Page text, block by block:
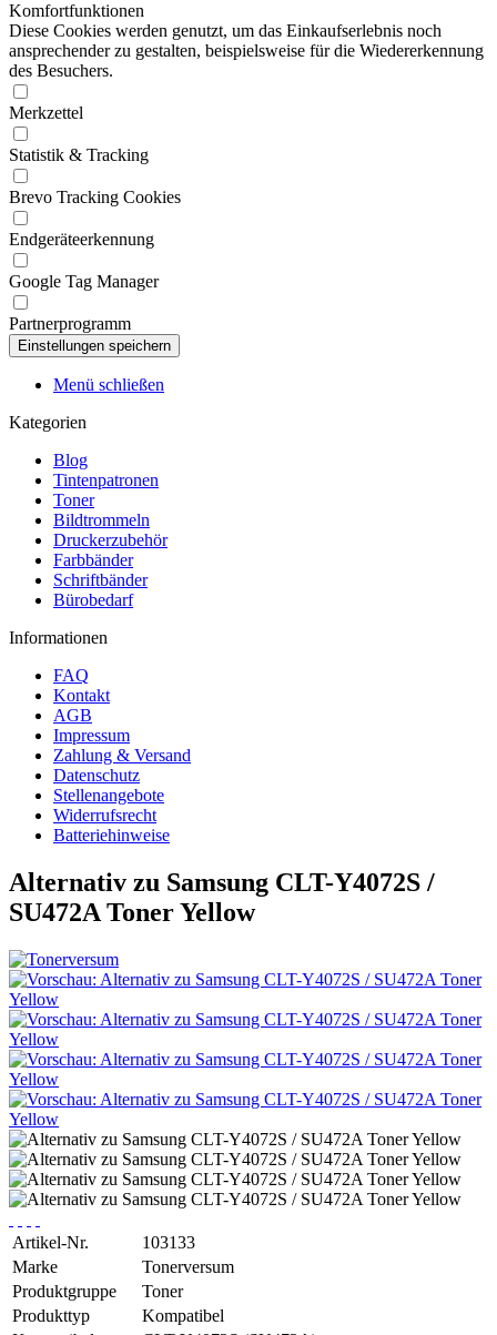
Komfortfunktionen
Diese Cookies werden genutzt, um das Einkaufserlebnis noch
ansprechender zu gestalten, beispielsweise für die Wiedererkennung
des Besuchers.
Merkzettel
Statistik & Tracking
Brevo Tracking Cookies
Endgeräteerkennung
Google Tag Manager
Partnerprogramm
Menü schließen
Kategorien
Blog
Tintenpatronen
Toner
Bildtrommeln
Druckerzubehör
Farbbänder
Schriftbänder
Bürobedarf
Informationen
FAQ
Kontakt
AGB
Impressum
Zahlung & Versand
Datenschutz
Stellenangebote
Widerrufsrecht
Batteriehinweise
Alternativ zu Samsung CLT-Y4072S /
SU472A Toner Yellow
Artikel-Nr.
103133
Marke
Tonerversum
Produktgruppe
Toner
Produkttyp
Kompatibel